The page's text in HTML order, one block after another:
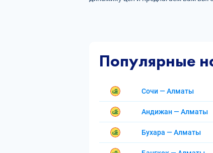
Популярные
Сочи — Алматы
Андижан — Алматы
Бухара — Алматы